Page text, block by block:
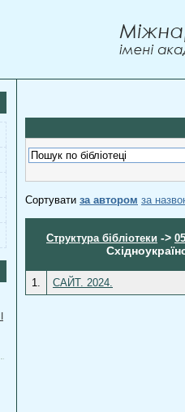
Сортувати за автором за
Структура бібліотеки ->
1. САЙТ. 2024.